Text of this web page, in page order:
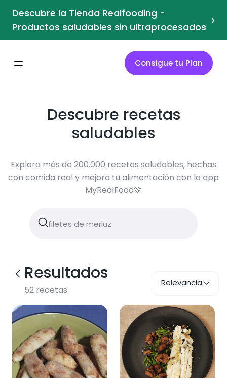
Descubre la Tienda Realfooding -
Productos saludables sin ultraprocesados ›
Consigue tu Plan
Descubre recetas
saludables
Explora más de 200.000 recetas saludables, hechas
con comida real y mejora tu alimentación con la app
MyRealFood💚
Resultados
52 recetas
Relevancia